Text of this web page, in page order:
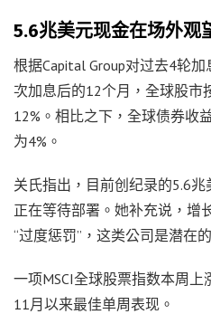
5.6兆美元现金在场外观
根据Capital Group对过去4轮
次加息后的12个月，全球股市
12%。相比之下，全球债券收
为4%。
关氏指出，目前创纪录的5.6
正在等待部署。她补充说，增
“过度惩罚”，这类公司是潜在
一项MSCI全球股票指数本周
11月以来最佳单周表现。